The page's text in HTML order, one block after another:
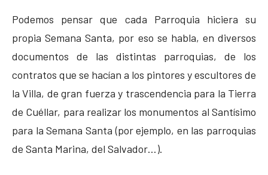
Podemos pensar que cada Parroquia hiciera su
propia Semana Santa, por eso se habla, en diversos
documentos de las distintas parroquias, de los
contratos que se hacían a los pintores y escultores de
la Villa, de gran fuerza y trascendencia para la Tierra
de Cuéllar, para realizar los monumentos al Santísimo
para la Semana Santa (por ejemplo, en las parroquias
de Santa Marina, del Salvador…).